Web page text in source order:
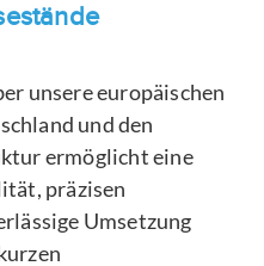
unsere europäischen
und den
ermöglicht eine
präzisen
Umsetzung